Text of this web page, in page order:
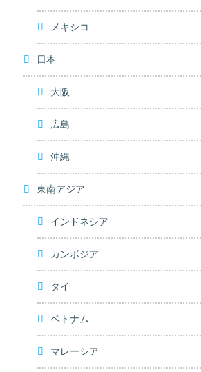
メキシコ
日本
大阪
広島
沖縄
東南アジア
インドネシア
カンボジア
タイ
ベトナム
マレーシア